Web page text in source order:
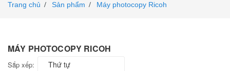
Trang chủ / Sản phẩm / Máy photocopy Ricoh
MÁY PHOTOCOPY RICOH
Sắp xếp: Thứ tự